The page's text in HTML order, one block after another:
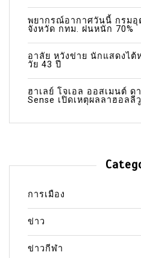
พยากรณ์อากาศวันนี้ กรมอุ
จังหวัด กทม. ฝนหนัก 70%
อาลัย หวังข่าย นักแสดงไ
วัย 43 ปี
ฮาเลย์ โจเอล ออสเมนต์ ด
Sense เปิดเหตุผลลาฮอลลี
การเมือง
ข่าว
ข่าวกีฬา